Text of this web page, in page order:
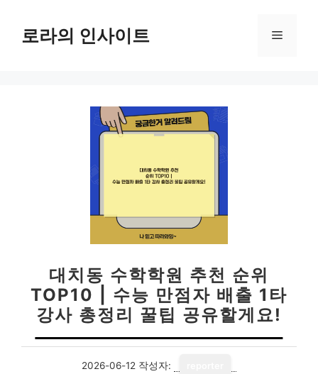
로라의 인사이트 메
대치동 수학학원 추천 순위
TOP10 | 수능 만점자 배출 1타
강사 총정리 꿀팁 공유할게요!
2026-06-12 작성자: